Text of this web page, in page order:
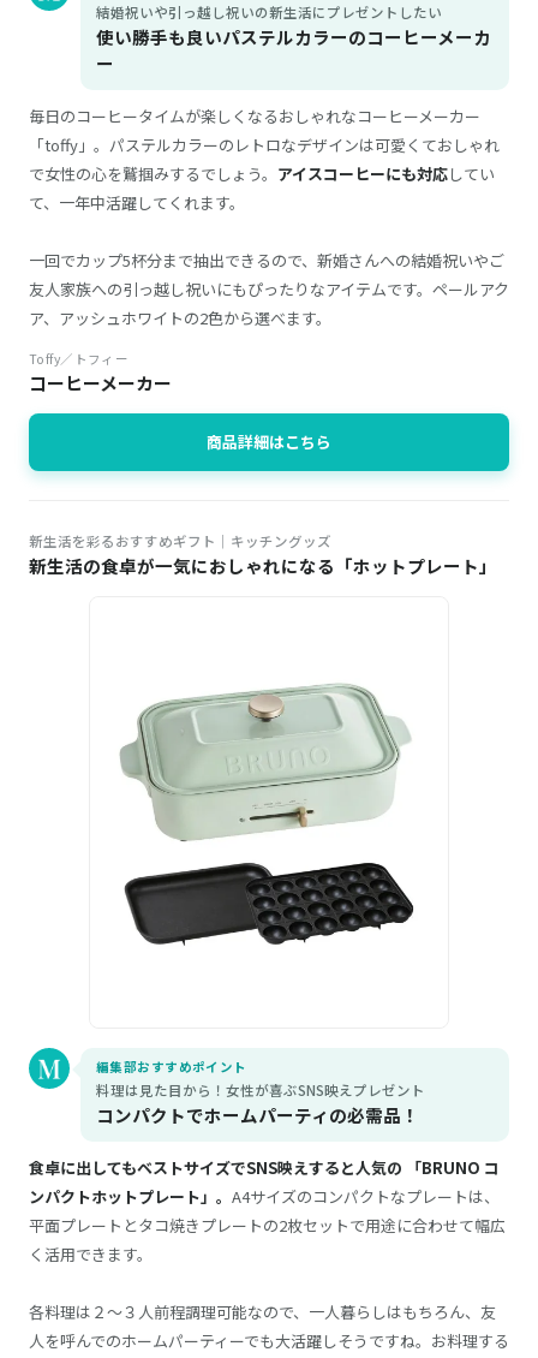
結婚祝いや引っ越し祝いの新生活にプレゼントしたい
使い勝手も良いパステルカラーのコーヒーメーカ
ー
毎日のコーヒータイムが楽しくなるおしゃれなコーヒーメーカー
「toffy」。パステルカラーのレトロなデザインは可愛くておしゃれ
で女性の心を鷲掴みするでしょう。 アイスコーヒーにも対応してい
て、一年中活躍してくれます。
一回でカップ5杯分まで抽出できるので、新婚さんへの結婚祝いやご
友人家族への引っ越し祝いにもぴったりなアイテムです。ペールアク
ア、アッシュホワイトの2色から選べます。
Toffy／トフィー
コーヒーメーカー
商品詳細はこちら
新生活を彩るおすすめギフト│キッチングッズ
新生活の食卓が一気におしゃれになる「ホットプレート」
編集部おすすめポイント
料理は見た目から！女性が喜ぶSNS映えプレゼント
コンパクトでホームパーティの必需品！
食卓に出してもベストサイズでSNS映えすると人気の 「BRUNO コ
ンパクトホットプレート」。 A4サイズのコンパクトなプレートは、
平面プレートとタコ焼きプレートの2枚セットで用途に合わせて幅広
く活用できます。
各料理は２～３人前程調理可能なので、一人暮らしはもちろん、友
人を呼んでのホームパーティーでも大活躍しそうですね。お料理する